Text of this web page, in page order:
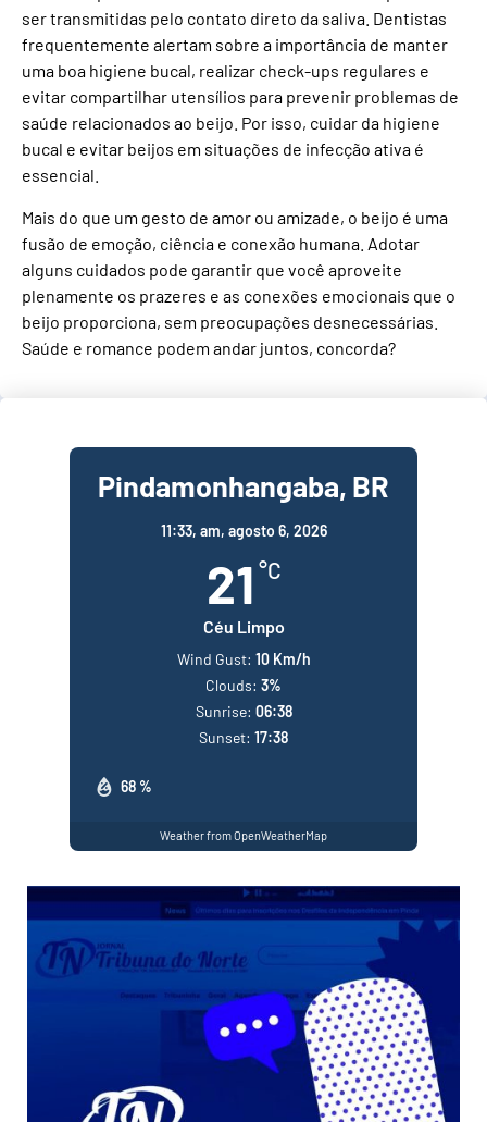
ser transmitidas pelo contato direto da saliva. Dentistas
frequentemente alertam sobre a importância de manter
uma boa higiene bucal, realizar check-ups regulares e
evitar compartilhar utensílios para prevenir problemas de
saúde relacionados ao beijo. Por isso, cuidar da higiene
bucal e evitar beijos em situações de infecção ativa é
essencial.
Mais do que um gesto de amor ou amizade, o beijo é uma
fusão de emoção, ciência e conexão humana. Adotar
alguns cuidados pode garantir que você aproveite
plenamente os prazeres e as conexões emocionais que o
beijo proporciona, sem preocupações desnecessárias.
Saúde e romance podem andar juntos, concorda?
Pindamonhangaba, BR
11:33, am, agosto 6, 2026
21 °C
Céu Limpo
68 %
Wind Gust: 10 Km/h
Clouds: 3%
Sunrise: 06:38
Sunset: 17:38
Weather from OpenWeatherMap